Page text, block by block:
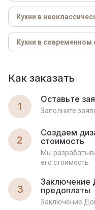
Кухни в
Кухни в современном
Как заказать
1
Оставьте
Заполните
2
Создаем
стоимость
Мы
его стоимость
3
Заключение
предоплаты
Заключение